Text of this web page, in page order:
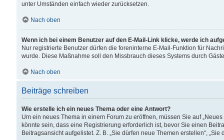
unter Umständen einfach wieder zurücksetzen.
Nach oben
Wenn ich bei einem Benutzer auf den E-Mail-Link klicke, werde ich
Nur registrierte Benutzer dürfen die foreninterne E-Mail-Funktion für
wurde. Diese Maßnahme soll den Missbrauch dieses Systems durch
Nach oben
Beiträge schreiben
Wie erstelle ich ein neues Thema oder eine Antwort?
Um ein neues Thema in einem Forum zu eröffnen, müssen Sie auf
könnte sein, dass eine Registrierung erforderlich ist, bevor Sie einen
Beitragsansicht aufgelistet. Z. B. „Sie dürfen neue Themen erstellen“,